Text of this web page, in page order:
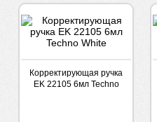
Корректирующая ручка
EK 22105 6мл Techno